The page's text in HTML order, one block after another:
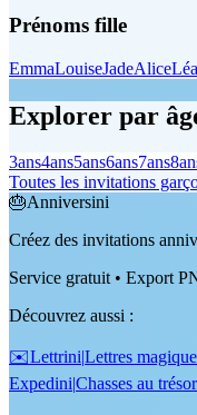
Prénoms fille
EmmaLouiseJadeAliceLéa
Explorer par
3ans4ans5ans6ans7ans8
Toutes les invitations
🎂Anniversini
Créez des invitations
Service gratuit • Export
Découvrez aussi :
✉️Lettrini|Lettres
Expedini|Chasses au trésor